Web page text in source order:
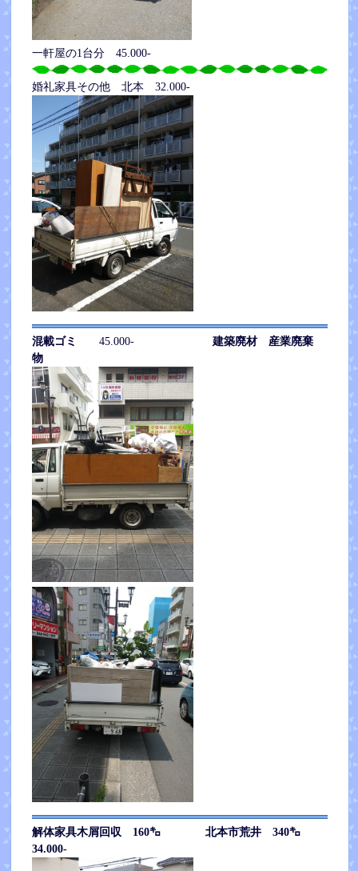
一軒屋の1台分 45.000-
婚礼家具その他 北本 32.000-
混載ゴミ 45.000-建築廃材 産業廃棄
物
解体家具木屑回収 160㌔ 北本市荒井 340㌔
34.000-